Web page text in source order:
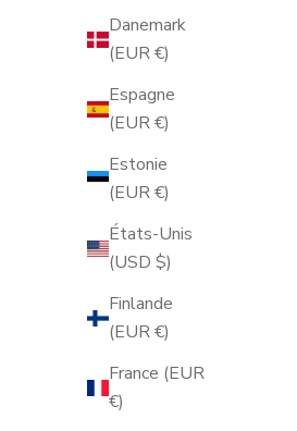
Danemark
(EUR €)
Espagne
(EUR €)
Estonie
(EUR €)
États-Unis
(USD $)
Finlande
(EUR €)
France (EUR
€)